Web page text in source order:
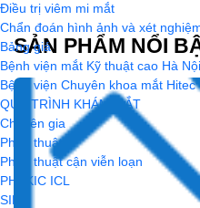
Điều trị viêm mi mắt
Chẩn đoán hình ảnh và xét
Bảng giá
Bệnh viện mắt Kỹ thuật cao Hà Nội
Bệnh viện Chuyên khoa mắt Hitec
QUY TRÌNH KHÁM MẮT
Chuyên gia
Phẫu thuật
Phẫu thuật cận viễn loạn
PHAKIC ICL
SILK
Chống bể
Hạn chế trầy xước
Chiết suất
1.53
1.55
SẢN PHẨM NỔI